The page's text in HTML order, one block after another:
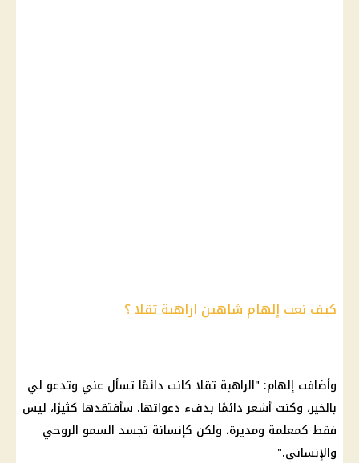
كيف نعت إلهام شاهين اراهبة تقلا ؟
وأضافت إلهام: "الراهبة تقلا كانت دائمًا تسأل عني وتدعو لي
بالخير، وكنت أشعر دائمًا بدفء دعواتها. سأفتقدها كثيرًا، ليس
فقط كمعلمة ومديرة، ولكن كإنسانة تجسد السمو الروحي
والإنساني."